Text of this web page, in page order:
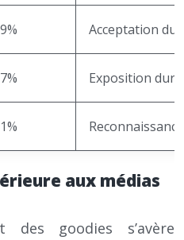
Acceptation du
Exposition
aux médias
goodies s’avère